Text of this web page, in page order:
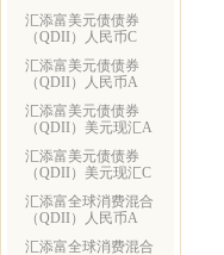
汇添富美元债债券
（QDII）人民币C
汇添富美元债债券
（QDII）人民币A
汇添富美元债债券
（QDII）美元现汇A
汇添富美元债债券
（QDII）美元现汇C
汇添富全球消费混合
（QDII）人民币A
汇添富全球消费混合